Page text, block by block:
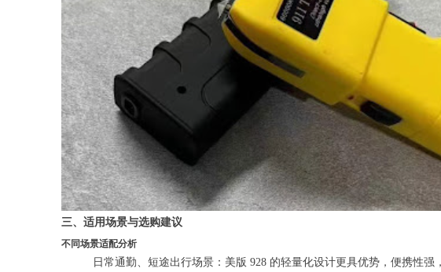
三、适用场景与选购建议
不同场景适配分析
日常通勤、短途出行场景：美版 928 的轻量化设计更具优势，便携性